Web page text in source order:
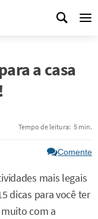
a casa
Tempo de leitura: 5 min.
Comente
mais legais
dicas para você ter
com a